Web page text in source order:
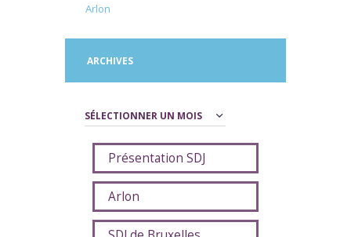
Arlon
ARCHIVES
Archives
Présentation SDJ
Arlon